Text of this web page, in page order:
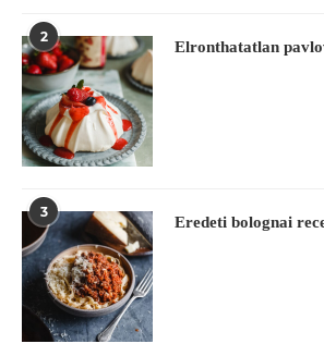
2
Elronthatatlan
3
Eredeti bolognai